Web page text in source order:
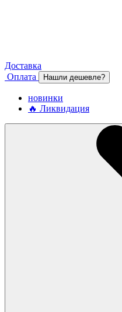
Доставка
Оплата
Нашли дешевле?
новинки
🔥 Ликвидация